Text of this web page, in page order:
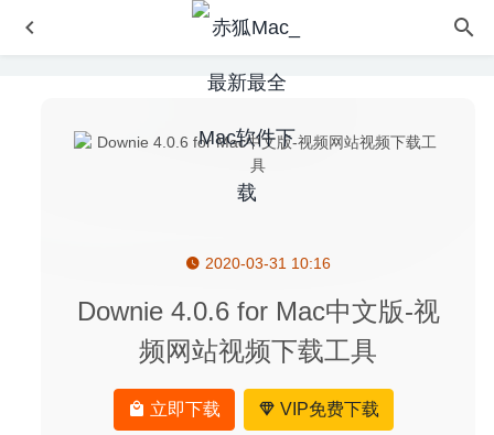
2020-03-31 10:16
Downie 4.0.6 for Mac中文版-视
频网站视频下载工具
立即下载 VIP免费下载
Disk Drill Enterprise 6.3.2319 中文版-数据恢复工具
Keka 1.1.30 中文版-好用的压缩解压工具 2020-06-11
Boxy SVG 3.37.0 – 专业的SVG图像矢量编辑器
Qbserve 1.91 – 全自动私人时间跟踪器 2026-07-05
Smultron 12.0.8 for Mac 中文版-简单好用的文本代码编辑